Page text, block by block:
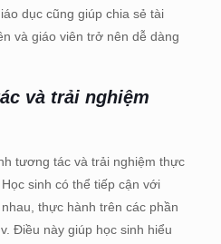
dục cũng giúp chia sẻ tài
và giáo viên trở nên dễ dàng
và trải nghiệm
tương tác và trải nghiệm thực
sinh có thể tiếp cận với
thực hành trên các phần
Điều này giúp học sinh hiểu